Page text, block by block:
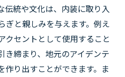
伝統や文化は、内装に取り入
ぎと親しみを与えます。例え
クセントとして使用すること
き締まり、地元のアイデンテ
作り出すことができます。ま